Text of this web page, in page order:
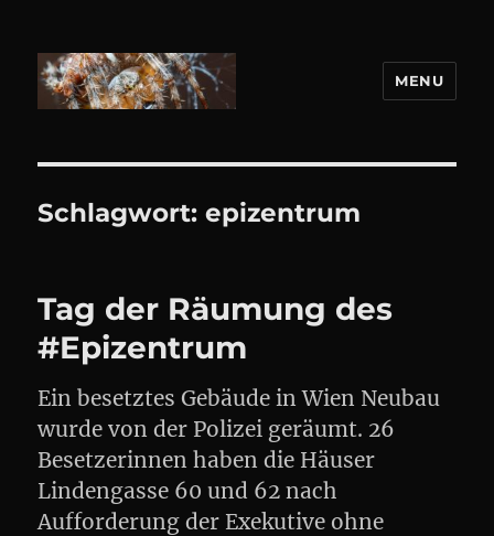
MENU
Schlagwort:epizentrum
Tag der Räumung des
#Epizentrum
Ein besetztes Gebäude in Wien Neubau
wurde von der Polizei geräumt. 26
Besetzerinnen haben die Häuser
Lindengasse 60 und 62 nach
Aufforderung der Exekutive ohne